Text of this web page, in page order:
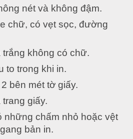
nét và không đậm.
chữ, có vẹt sọc, đường
trắng không có chữ.
to trong khi in.
bên mét tờ giấy.
giấy.
những chấm nhỏ hoặc vệt
bản in.